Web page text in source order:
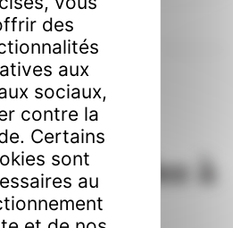
et administrative
? Accédez à
des
aux
sociaux,
contre la
Certains
sont
au